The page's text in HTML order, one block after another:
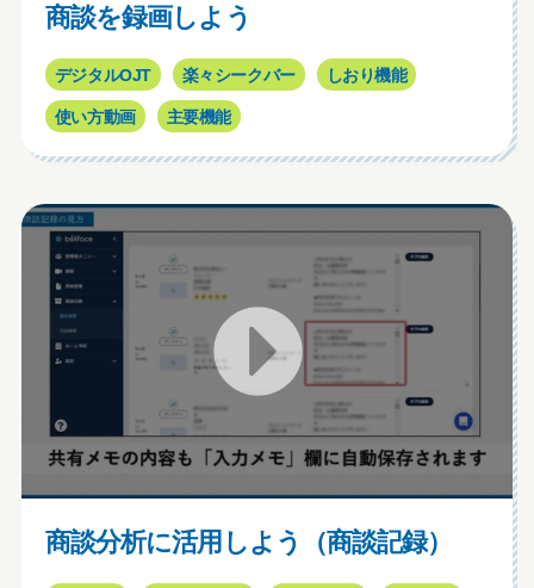
商談を録画しよう
デジタルOJT 楽々シークバー しおり機能
使い方動画 主要機能
商談分析に活用しよう（商談記録）